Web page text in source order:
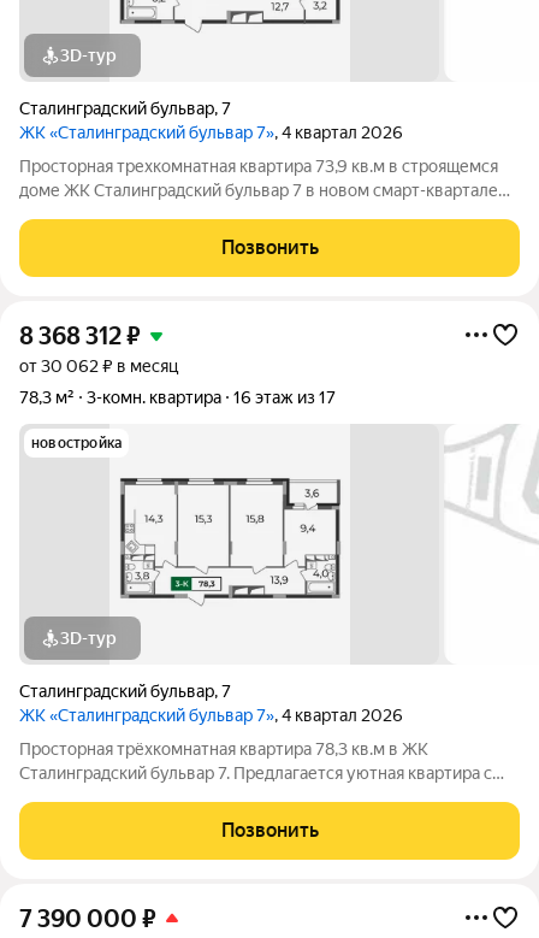
3D-тур
Сталинградский бульвар,7
ЖК «Сталинградский бульвар 7», 4 квартал 2026
Просторная трехкомнатная квартира 73,9 кв.м в строящемся
доме ЖК Сталинградский бульвар 7 в новом смарт-квартале
гостиной, гардеробной и двумя лоджиями. Прямая продажа от
застройщика позволит
Позвонить
8 368 312₽
от 30 062 ₽ в месяц
78,3 м²
3-комн. квартира 16 этаж из 17
новостройка
3D-тур
Сталинградский бульвар,7
ЖК «Сталинградский бульвар 7», 4 квартал 2026
Просторная трёхкомнатная квартира 78,3 кв.м в ЖК
Сталинградский бульвар 7. Предлагается уютная квартира с
имеет выход на лоджию. Просторный коридор 13,9 кв.м с
местом под шкаф-купе и два
Позвонить
7 390 000 ₽